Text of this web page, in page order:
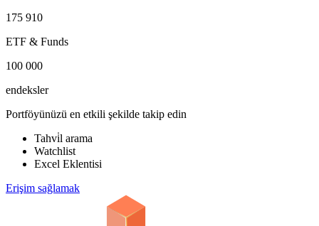
175 910
ETF & Funds
100 000
endeksler
Portföyünüzü en etkili şekilde takip edin
Tahvi̇l arama
Watchlist
Excel Eklentisi
Erişim sağlamak